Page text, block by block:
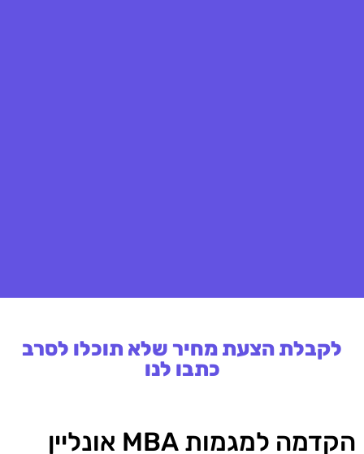
לקבלת הצעת מחיר שלא תוכלו לסרב
כתבו לנו
הקדמה למגמות MBA אונליין